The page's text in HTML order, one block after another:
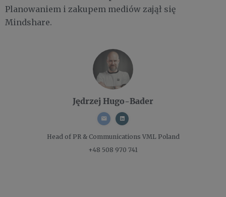
Planowaniem i zakupem mediów zajął się
Mindshare.
Jędrzej Hugo-Bader
Head of PR & Communications VML Poland
+48 508 970 741